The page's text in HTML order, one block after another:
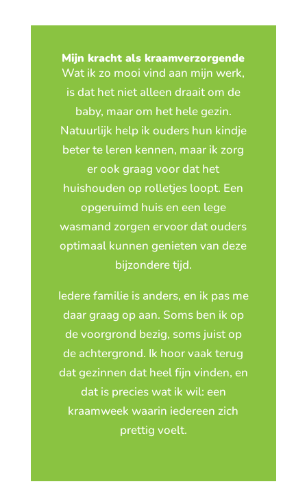
Mijn kracht als kraamverzorgende
Wat ik zo mooi vind aan mijn werk,
is dat het niet alleen draait om de
baby, maar om het hele gezin.
Natuurlijk help ik ouders hun kindje
beter te leren kennen, maar ik zorg
er ook graag voor dat het
huishouden op rolletjes loopt. Een
opgeruimd huis en een lege
wasmand zorgen ervoor dat ouders
optimaal kunnen genieten van deze
bijzondere tijd.
Iedere familie is anders, en ik pas me
daar graag op aan. Soms ben ik op
de voorgrond bezig, soms juist op
de achtergrond. Ik hoor vaak terug
dat gezinnen dat heel fijn vinden, en
dat is precies wat ik wil: een
kraamweek waarin iedereen zich
prettig voelt.